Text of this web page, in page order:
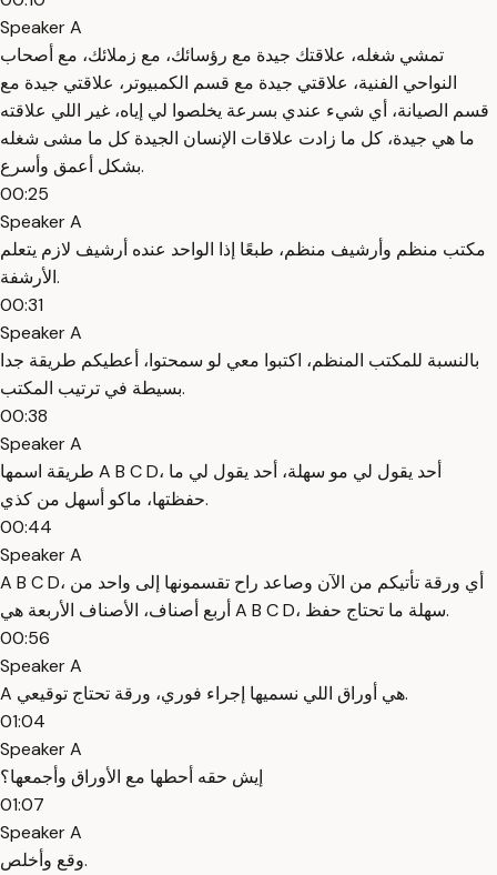
Speaker A
تمشي شغله، علاقتك جيدة مع رؤسائك، مع زملائك، مع أصحاب
النواحي الفنية، علاقتي جيدة مع قسم الكمبيوتر، علاقتي جيدة مع
قسم الصيانة، أي شيء عندي بسرعة يخلصوا لي إياه، غير اللي علاقته
ما هي جيدة، كل ما زادت علاقات الإنسان الجيدة كل ما مشى شغله
بشكل أعمق وأسرع.
00:25
Speaker A
مكتب منظم وأرشيف منظم، طبعًا إذا الواحد عنده أرشيف لازم يتعلم
الأرشفة.
00:31
Speaker A
بالنسبة للمكتب المنظم، اكتبوا معي لو سمحتوا، أعطيكم طريقة جدا
بسيطة في ترتيب المكتب.
00:38
Speaker A
طريقة اسمها A B C D، أحد يقول لي مو سهلة، أحد يقول لي ما
حفظتها، ماكو أسهل من كذي.
00:44
Speaker A
A B C D، أي ورقة تأتيكم من الآن وصاعد راح تقسمونها إلى واحد من
أربع أصناف، الأصناف الأربعة هي A B C D، سهلة ما تحتاج حفظ.
00:56
Speaker A
A هي أوراق اللي نسميها إجراء فوري، ورقة تحتاج توقيعي.
01:04
Speaker A
إيش حقه أحطها مع الأوراق وأجمعها؟
01:07
Speaker A
وقع وأخلص.